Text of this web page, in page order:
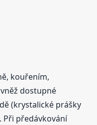
kouřením,
dostupné
(krystalické prášky
Při předávkování